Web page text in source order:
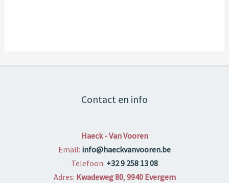
Contact en info
Haeck - Van Vooren
Email: info@haeckvanvooren.be
Telefoon: +32 9 258 13 08
Adres: Kwadeweg 80, 9940 Evergem